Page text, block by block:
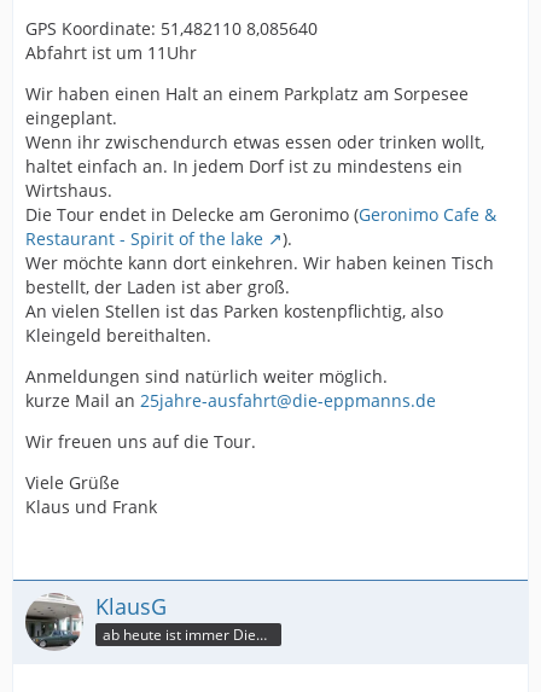
GPS Koordinate: 51,482110 8,085640
Abfahrt ist um 11Uhr
Wir haben einen Halt an einem Parkplatz am Sorpesee
eingeplant.
Wenn ihr zwischendurch etwas essen oder trinken wollt,
haltet einfach an. In jedem Dorf ist zu mindestens ein
Wirtshaus.
Die Tour endet in Delecke am Geronimo (Geronimo Cafe &
Restaurant - Spirit of the lake
).
Wer möchte kann dort einkehren. Wir haben keinen Tisch
bestellt, der Laden ist aber groß.
An vielen Stellen ist das Parken kostenpflichtig, also
Kleingeld bereithalten.
Anmeldungen sind natürlich weiter möglich.
kurze Mail an 25jahre-ausfahrt@die-eppmanns.de
Wir freuen uns auf die Tour.
Viele Grüße
Klaus und Frank
KlausG
ab heute ist immer Dienstag